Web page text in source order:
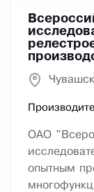
ОАО
опытным